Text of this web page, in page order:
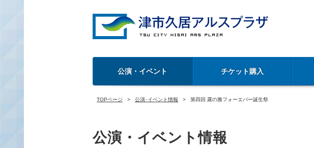
公演・イベント チケット購入
TOPページ 公演･イベント情報 第四回 露の雅フォーエバー誕生祭
公演・イベント情報